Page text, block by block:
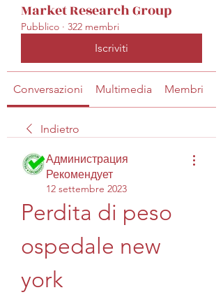
Market Research Group
Pubblico · 322 membri
Iscriviti
Conversazioni Multimedia Membri
Indietro
Администрация
Рекомендует
12 settembre 2023
Perdita di peso
ospedale new
york